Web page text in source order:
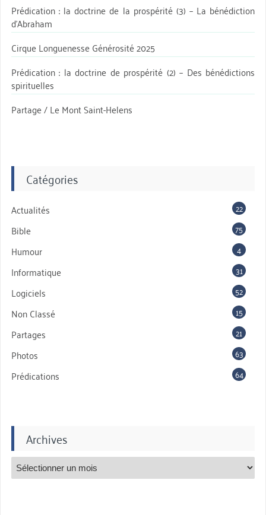
Prédication : la doctrine de la prospérité (3) – La bénédiction
d’Abraham
Cirque Longuenesse Générosité 2025
Prédication : la doctrine de prospérité (2) – Des bénédictions
spirituelles
Partage / Le Mont Saint-Helens
Catégories
Actualités 22
Bible 75
Humour 4
Informatique 31
Logiciels 52
Non Classé 15
Partages 21
Photos 63
Prédications 64
Archives